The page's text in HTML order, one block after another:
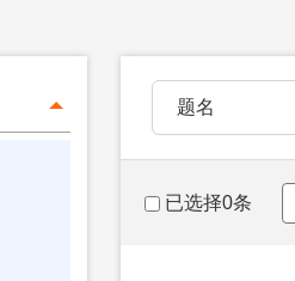
题名
已选择0条